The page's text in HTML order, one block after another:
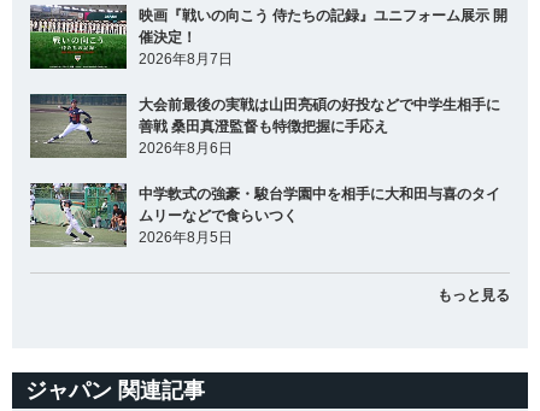
映画『戦いの向こう 侍たちの記録』ユニフォーム展示 開
催決定！
2026年8月7日
大会前最後の実戦は山田亮碩の好投などで中学生相手に
善戦 桑田真澄監督も特徴把握に手応え
2026年8月6日
中学軟式の強豪・駿台学園中を相手に大和田与喜のタイ
ムリーなどで食らいつく
2026年8月5日
もっと見る
ジャパン 関連記事